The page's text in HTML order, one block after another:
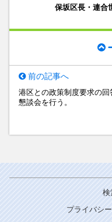
保坂区長・連合
前の記事へ
港区との政策制度要求の回
懇談会を行う。
検
プライバシ